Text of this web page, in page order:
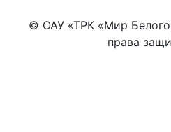
© ОАУ «ТРК «Мир
права